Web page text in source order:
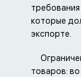
требования
которые
экспорте.
товаров: